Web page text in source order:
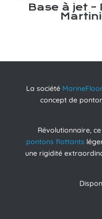
Base à jet –
La société
concept de
Révolutionnaire,
pontons flottants
une rigidité